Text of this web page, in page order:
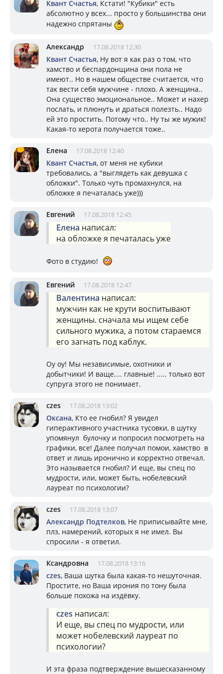
Квант Счастья, Кстати! "Кубики" есть
абсолютно у всех... просто у большинства они
надежно спрятаны
Александр 17.08.2018 12:30
Квант Счастья, Ну вот я как раз о том, что
хамство и беспардонщина они пола не
имеют.. Но в нашем обществе считается, что
так вести себя мужчине - плохо. А женщина..
Она существо эмоциональное.. Может и нахер
послать, и плюнуть и драться полезть.. Надо
ей это простить. Потому что.. Ну ты же мужик!
Какая-то херота получается тоже..
Елена 17.08.2018 12:40
Квант Счастья, от меня не кубики
требовались, а "выглядеть как девушка с
обложки". Только чуть промахнулся, на
обложке я печаталась уже)))
Евгений 17.08.2018 12:45
Елена написал:
на обложке я печаталась уже
Фото в студию!
Евгений 17.08.2018 12:47
Валентина написал:
мужчин как не крути воспитывают
женщины. сначала мы ищем себе
сильного мужика, а потом стараемся
его загнать под каблук.
Оу оу! Мы независимые, охотники и
добытчики! И ваще.... главные! ..... только вот
супруга этого не понимает.
czes 17.08.2018 13:02
Оксана, Кто ее гнобил? Я увидел
гиперактивного участника тусовки, в шутку
упомянул булочку и попросил посмотреть на
графики, все! Далее получал помои, хамство в
ответ и лишь иронично и корректно отвечал.
Это называется гнобил? И еще, вы спец по
мудрости, или, может быть, нобелевский
лауреат по психологии?
czes 17.08.2018 13:07
Александр Подтелков, Не приписывайте мне,
плз, намерений, которых я не имел. Вы
спросили - я ответил.
Ксандровна 17.08.2018 13:16
czes, Ваша шутка была какая-то нешуточная.
Простите, но Ваша ирония по тону была
больше похожа на издёвку.
czes написал:
И еще, вы спец по мудрости, или
может нобелевский лауреат по
психологии?
И эта фраза подтверждение вышесказанному